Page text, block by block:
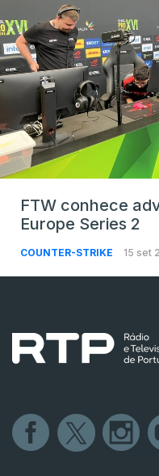
FTW conhece
Europe Series 2
COUNTER-STRIKE 15 set